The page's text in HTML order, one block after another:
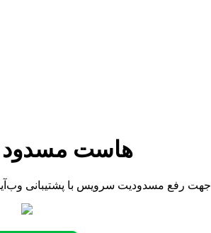
هاست مسدود
09044218115 .جهت رفع مسدودیت سرویس با پشتیبانی